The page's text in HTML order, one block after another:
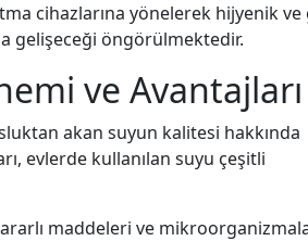
cihazlarına yönelerek hijyenik
gelişeceği öngörülmektedir.
ve Avantajları
akan suyun kalitesi hakkında
evlerde kullanılan suyu çeşitli
maddeleri ve